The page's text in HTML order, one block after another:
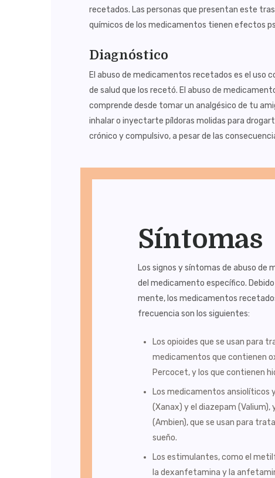
recetados. Las personas que presentan este
químicos de los medicamentos tienen efectos
Diagnóstico
El abuso de medicamentos recetados es el uso
de salud que los recetó. El abuso de
comprende desde tomar un analgésico de tu
inhalar o inyectarte píldoras molidas para
crónico y compulsivo, a pesar de las
Síntomas
Los signos y síntomas de abuso
del medicamento específico.
mente, los medicamentos
frecuencia son los siguientes:
Los opioides que se usan para
medicamentos que contienen
Percocet, y los que contienen
Los medicamentos ansiolíticos
(Xanax) y el diazepam
(Ambien), que se usan para
sueño.
Los estimulantes, como el
la dexanfetamina y la